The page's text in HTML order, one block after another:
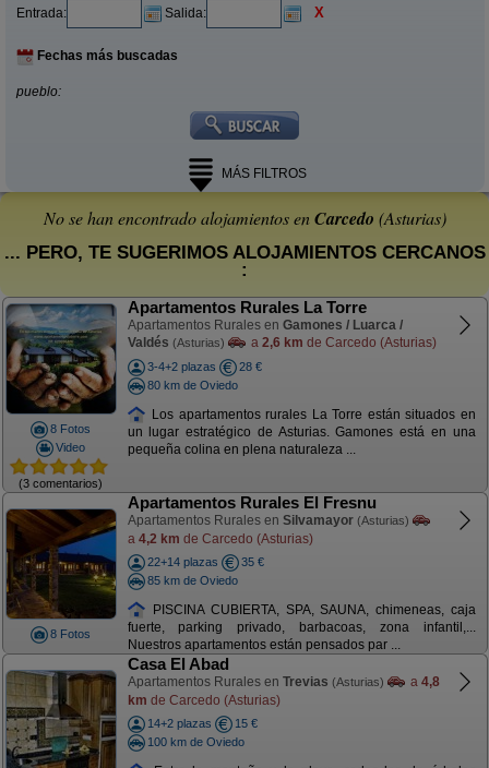
Entrada: Salida: X
Fechas más buscadas
pueblo:
MÁS FILTROS
No se han encontrado alojamientos enCarcedo (Asturias)
... PERO, TE SUGERIMOS ALOJAMIENTOS CERCANOS
:
8 Fotos
Video
(3 comentarios)
Apartamentos Rurales La Torre
Apartamentos Rurales en Gamones / Luarca /
Valdés (Asturias) a 2,6 km de Carcedo (Asturias)
3-4+2 plazas
28 €
80 km de Oviedo
Los apartamentos rurales La Torre están situados en
un lugar estratégico de Asturias. Gamones está en una
pequeña colina en plena naturaleza ...
8 Fotos
Apartamentos Rurales El Fresnu
Apartamentos Rurales en Silvamayor (Asturias)
a 4,2 km de Carcedo (Asturias)
22+14 plazas
35 €
85 km de Oviedo
PISCINA CUBIERTA, SPA, SAUNA, chimeneas, caja
fuerte, parking privado, barbacoas, zona infantil,...
Nuestros apartamentos están pensados par ...
Casa El Abad
Apartamentos Rurales en Trevias (Asturias) a 4,8
km de Carcedo (Asturias)
14+2 plazas
15 €
100 km de Oviedo